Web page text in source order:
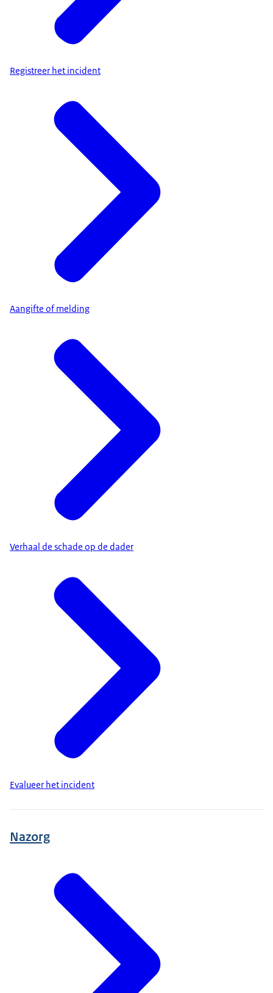
Registreer het incident
Aangifte of melding
Verhaal de schade op de dader
Evalueer het incident
Nazorg